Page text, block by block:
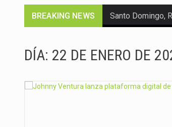
BREAKING NEWS Santo Domingo,
España. – El
SANTO
DÍA: 22 DE ENERO DE